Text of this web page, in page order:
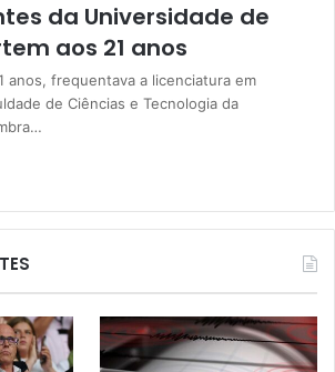
da Universidade de
aos 21 anos
anos, frequentava a licenciatura em
de Ciências e Tecnologia da